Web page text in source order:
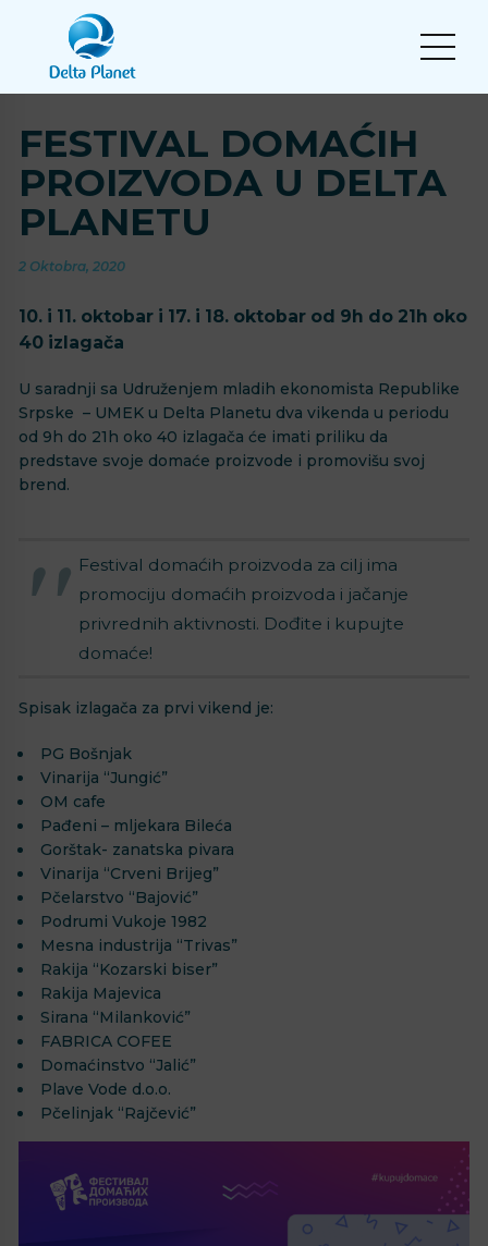
FESTIVAL DOMAĆIH
PROIZVODA U DELTA
PLANETU
2 Oktobra, 2020
10. i 11. oktobar i 17. i 18. oktobar od 9h do 21h oko
40 izlagača
U saradnji sa Udruženjem mladih ekonomista Republike
Srpske – UMEK u Delta Planetu dva vikenda u periodu
od 9h do 21h oko 40 izlagača će imati priliku da
predstave svoje domaće proizvode i promovišu svoj
brend.
Festival domaćih proizvoda za cilj ima
promociju domaćih proizvoda i jačanje
privrednih aktivnosti. Dođite i kupujte
domaće!
Spisak izlagača za prvi vikend je:
PG Bošnjak
Vinarija “Jungić”
OM cafe
Pađeni – mljekara Bileća
Gorštak- zanatska pivara
Vinarija “Crveni Brijeg”
Pčelarstvo “Bajović”
Podrumi Vukoje 1982
Mesna industrija “Trivas”
Rakija “Kozarski biser”
Rakija Majevica
Sirana “Milanković”
FABRICA COFEE
Domaćinstvo “Jalić”
Plave Vode d.o.o.
Pčelinjak “Rajčević”